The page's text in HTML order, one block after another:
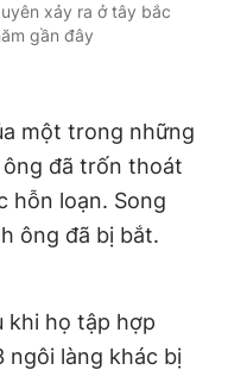
xảy ra ở tây bắc
gần đây
một trong những
đã trốn thoát
hỗn loạn. Song
ông đã bị bắt.
khi họ tập hợp
ngôi làng khác bị